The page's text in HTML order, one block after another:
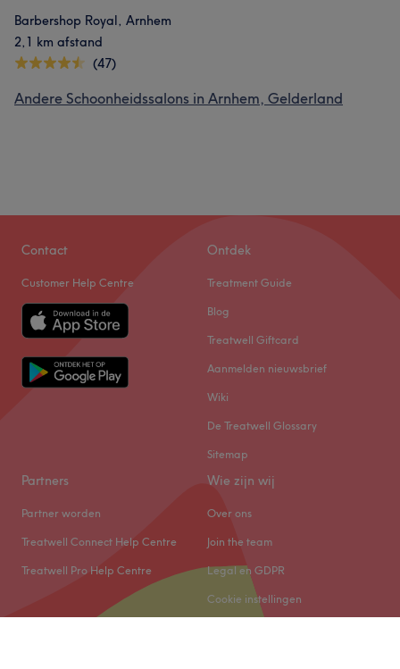
Barbershop Royal, Arnhem
2,1 km afstand
(47)
Andere Schoonheidssalons in Arnhem, Gelderland
Contact
Customer Help Centre
Ontdek
Treatment Guide
Blog
Treatwell Giftcard
Aanmelden nieuwsbrief
Wiki
De Treatwell Glossary
Sitemap
Partners
Partner worden
Treatwell Connect Help Centre
Treatwell Pro Help Centre
Wie zijn wij
Over ons
Join the team
Legal en GDPR
Cookie instellingen